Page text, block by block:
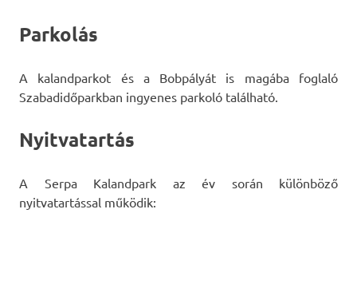
Parkolás
A kalandparkot és a Bobpályát is magába foglaló
Szabadidőparkban ingyenes parkoló található.
Nyitvatartás
A Serpa Kalandpark az év során különböző
nyitvatartással működik: